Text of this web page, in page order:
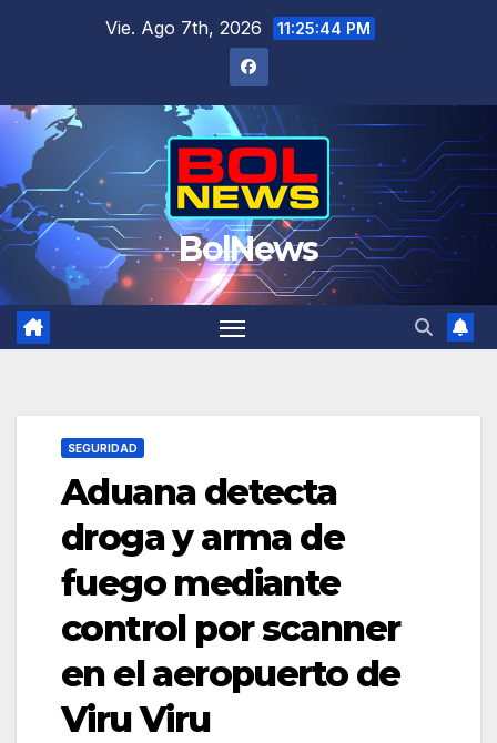
Vie. Ago 7th, 2026 11:25:44 PM
BolNews
SEGURIDAD
Aduana detecta
droga y arma de
fuego mediante
control por scanner
en el aeropuerto de
Viru Viru